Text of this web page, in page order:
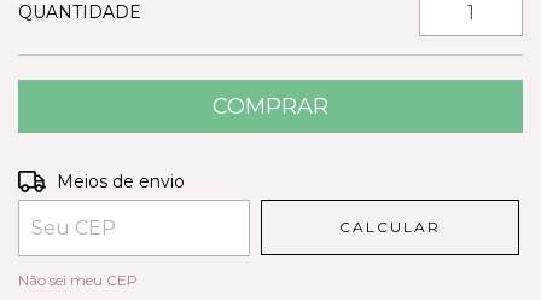
QUANTIDADE
Entregas para o CEP:
Meios de envio
CALCULAR
Não sei meu CEP